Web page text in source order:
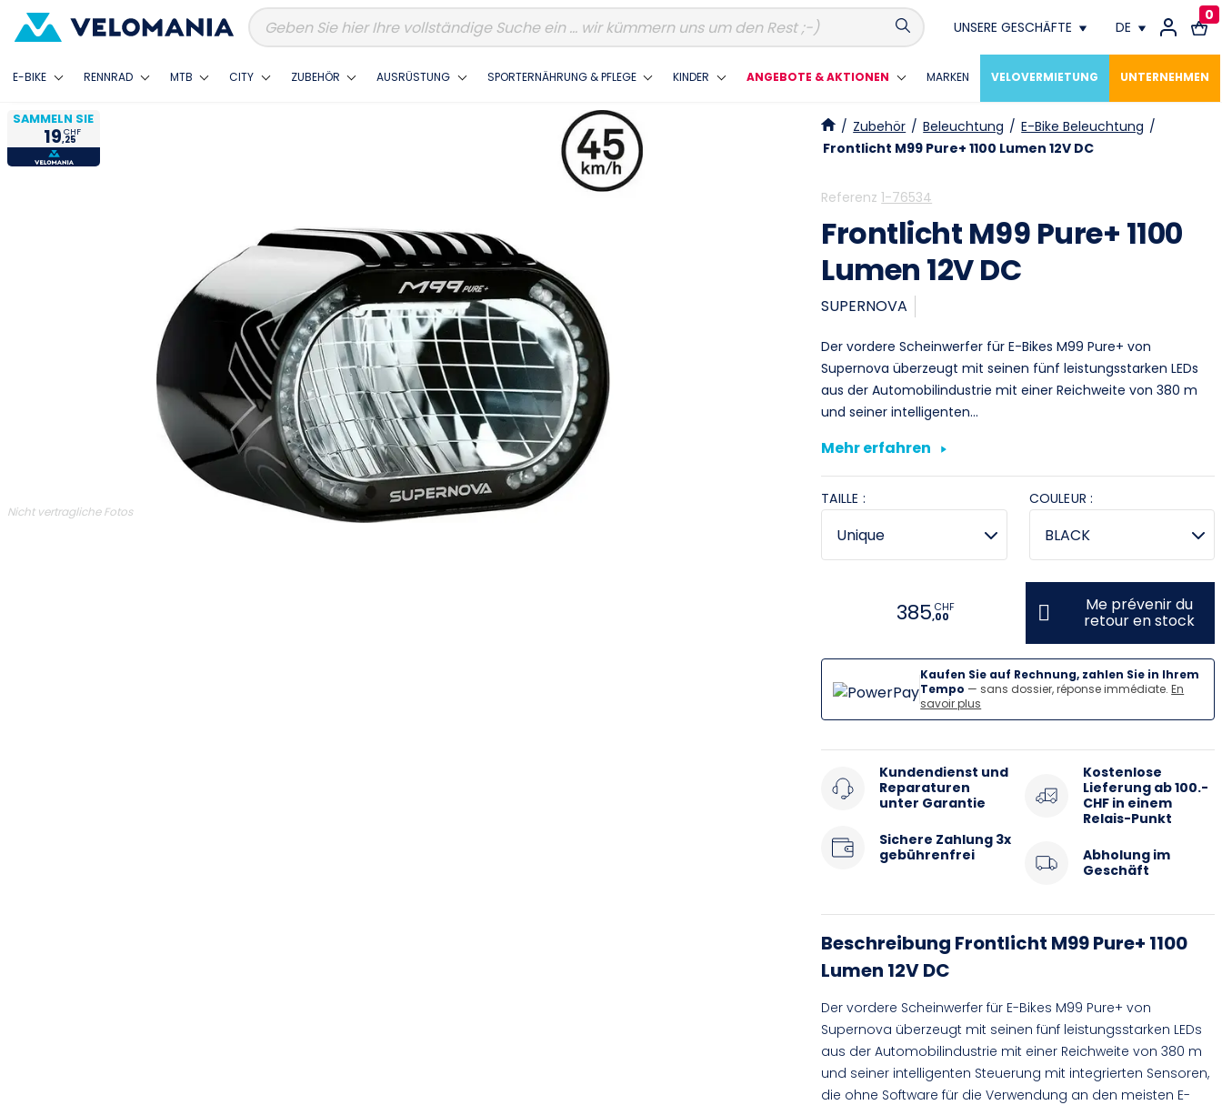
UNSERE GESCHÄFTE
Conthey
Crissier
Lausanne
Montagny Près Yverdon
Neuchâtel
Villeneuve
DE
FR
DE
0
E-BIKE RENNRAD MTB CITY ZUBEHÖR AUSRÜSTUNG SPORTERNÄHRUNG & PFLEGE KINDER ANGEBOTE & AKTIONEN MARKEN VELOVERMIETUNG UNTERNEHMEN
SAMMELN SIE
19,25
CHF
Nicht vertragliche Fotos
/ Zubehör / Beleuchtung / E-Bike Beleuchtung /
Frontlicht M99 Pure+ 1100 Lumen 12V DC
Referenz 1-76534
Frontlicht M99 Pure+ 1100
Lumen 12V DC
SUPERNOVA
Der vordere Scheinwerfer für E-Bikes M99 Pure+ von
Supernova überzeugt mit seinen fünf leistungsstarken LEDs
aus der Automobilindustrie mit einer Reichweite von 380 m
und seiner intelligenten…
Mehr erfahren
TAILLE : COULEUR :
385,00
CHF Me prévenir du
retour en stock
Kaufen Sie auf Rechnung, zahlen Sie in Ihrem
Tempo — sans dossier, réponse immédiate.En
savoir plus
Kundendienst und
Reparaturen
unter Garantie
Sichere Zahlung 3x
gebührenfrei
Kostenlose
Lieferung ab 100.-
CHF in einem
Relais-Punkt
Abholung im
Geschäft
Beschreibung Frontlicht M99 Pure+ 1100
Lumen 12V DC
Der vordere Scheinwerfer für E-Bikes M99 Pure+ von
Supernova überzeugt mit seinen fünf leistungsstarken LEDs
aus der Automobilindustrie mit einer Reichweite von 380 m
und seiner intelligenten Steuerung mit integrierten Sensoren,
die ohne Software für die Verwendung an den meisten E-